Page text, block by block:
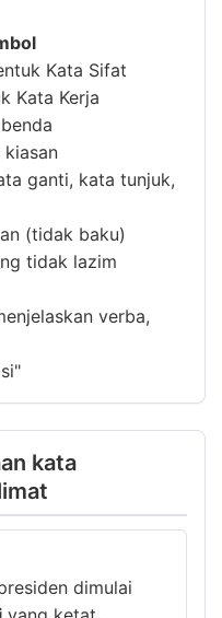
Kata Sifat
Kata Kerja
kiasan
ganti, kata tunjuk,
(tidak baku)
tidak lazim
verba,
kata
dimulai